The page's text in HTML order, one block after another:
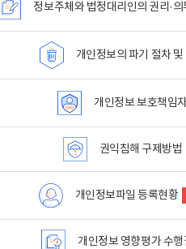
정보주체와 법정대리인의 권리·의
개인정보의 파기 절차 및
개인정보 보호책임자
권익침해 구제방법
개인정보파일 등록현황
개인정보 영향평가 수행